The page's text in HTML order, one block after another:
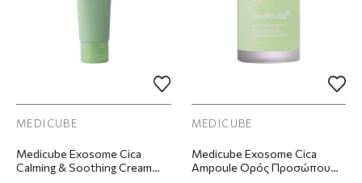
MEDICUBE
Medicube Exosome Cica
Calming & Soothing Cream
MEDICUBE
Medicube Exosome Cica
Ampoule Ορός Προσώπου